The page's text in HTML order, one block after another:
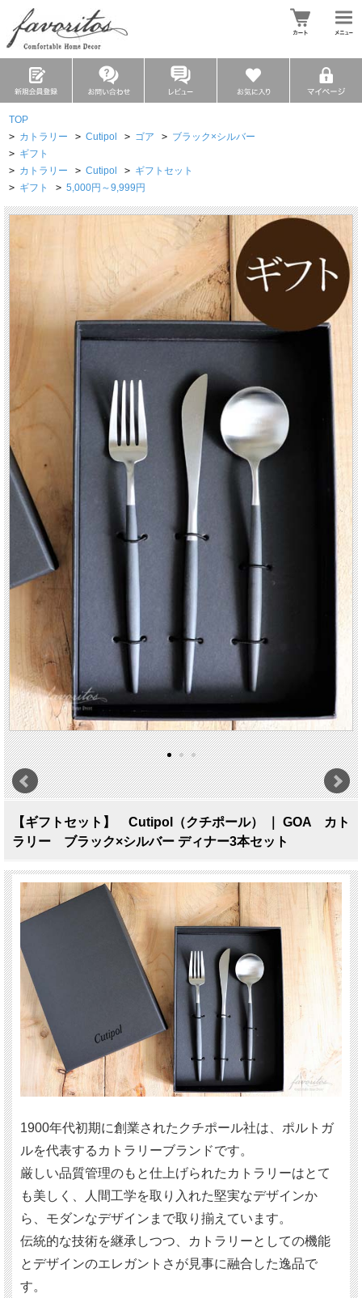
TOP
> カトラリー > Cutipol > ゴア > ブラック×シルバー
> ギフト
> カトラリー > Cutipol > ギフトセット
> ギフト > 5,000円～9,999円
【ギフトセット】 Cutipol（クチポール） ｜ GOA カト
ラリー ブラック×シルバー ディナー3本セット
1900年代初期に創業されたクチポール社は、ポルトガ
ルを代表するカトラリーブランドです。
厳しい品質管理のもと仕上げられたカトラリーはとて
も美しく、人間工学を取り入れた堅実なデザインか
ら、モダンなデザインまで取り揃えています。
伝統的な技術を継承しつつ、カトラリーとしての機能
とデザインのエレガントさが見事に融合した逸品で
す。